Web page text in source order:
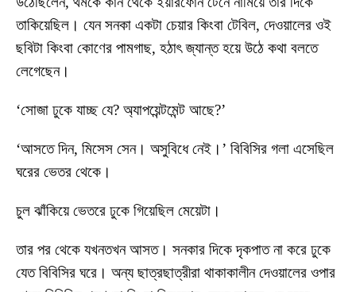
তাকিয়েছিল। যেন সনকা একটা চেয়ার কিংবা টেবিল, দেওয়ালের ওই
ছবিটা কিংবা কোণের পামগাছ, হঠাৎ জ্যান্ত হয়ে উঠে কথা বলতে
লেগেছেন।
‘সোজা ঢুকে যাচ্ছ যে? অ্যাপয়েন্টমেন্ট আছে?’
‘আসতে দিন, মিসেস সেন। অসুবিধে নেই।’ বিবিসির গলা এসেছিল
ঘরের ভেতর থেকে।
চুল ঝাঁকিয়ে ভেতরে ঢুকে গিয়েছিল মেয়েটা।
তার পর থেকে যখনতখন আসত। সনকার দিকে দৃকপাত না করে ঢুকে
যেত বিবিসির ঘরে। অন্য ছাত্রছাত্রীরা থাকাকালীন দেওয়ালের ওপার